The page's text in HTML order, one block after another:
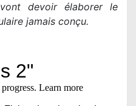
devoir élaborer le
jamais conçu.